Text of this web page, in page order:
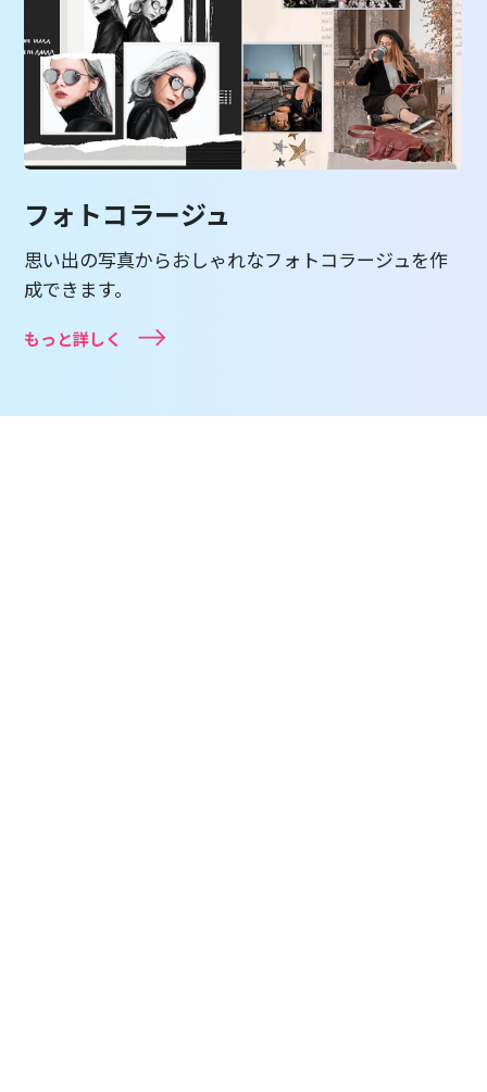
フォトコラージュ
思い出の写真からおしゃれなフォトコラージュを作
成できます。
もっと詳しく